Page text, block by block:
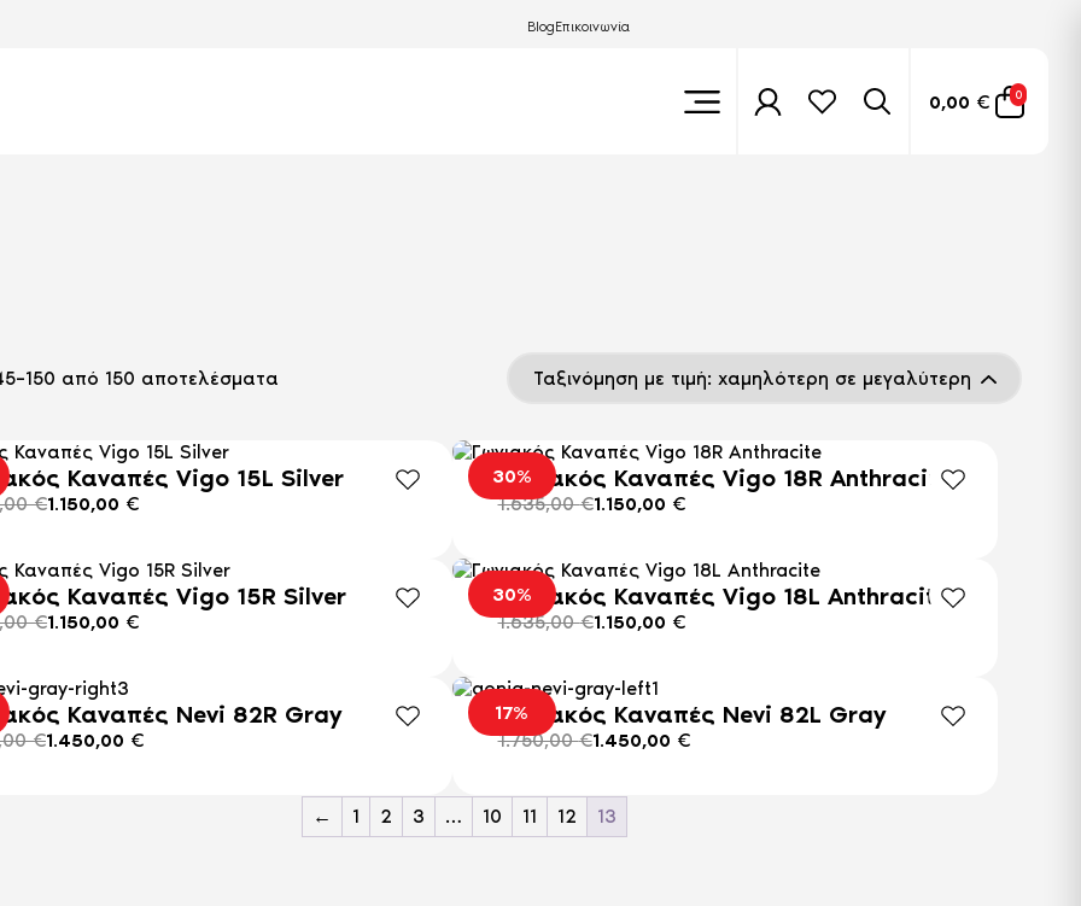
BlogΕπικοινωνία
0,00 € 0
από 150 αποτελέσματα
Καναπές Vigo 15L Silver
€1.150,00 €
30%
Γωνιακός Καναπές Vigo 18R Anthracite
1.635,00€1.150,00 €
Καναπές Vigo 15R Silver
€1.150,00 €
30%
Γωνιακός Καναπές Vigo 18L Anthracite
1.635,00€1.150,00 €
Καναπές Nevi 82R Gray
€1.450,00 €
17%
Γωνιακός Καναπές Nevi 82L Gray
1.750,00€1.450,00 €
← 1 2 3 … 10 11 12 13